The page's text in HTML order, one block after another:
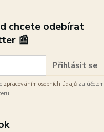
chcete odebírat
📰
Přihlásit se
zpracováním osobních údajů za účelem